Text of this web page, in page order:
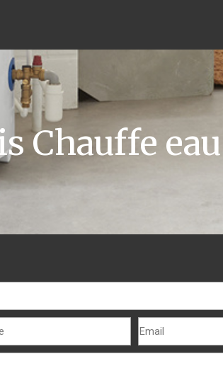
Chauffe